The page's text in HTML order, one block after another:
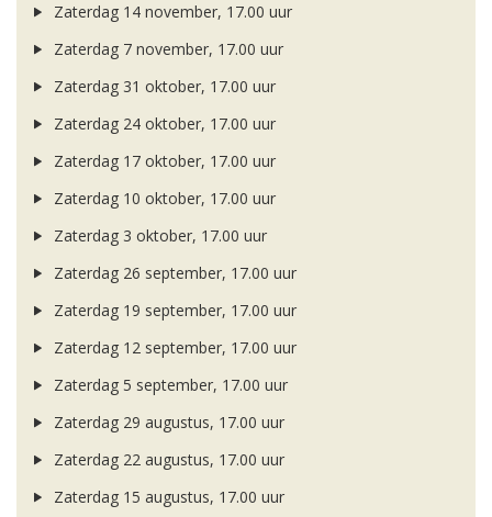
Zaterdag 14 november, 17.00 uur
Zaterdag 7 november, 17.00 uur
Zaterdag 31 oktober, 17.00 uur
Zaterdag 24 oktober, 17.00 uur
Zaterdag 17 oktober, 17.00 uur
Zaterdag 10 oktober, 17.00 uur
Zaterdag 3 oktober, 17.00 uur
Zaterdag 26 september, 17.00 uur
Zaterdag 19 september, 17.00 uur
Zaterdag 12 september, 17.00 uur
Zaterdag 5 september, 17.00 uur
Zaterdag 29 augustus, 17.00 uur
Zaterdag 22 augustus, 17.00 uur
Zaterdag 15 augustus, 17.00 uur